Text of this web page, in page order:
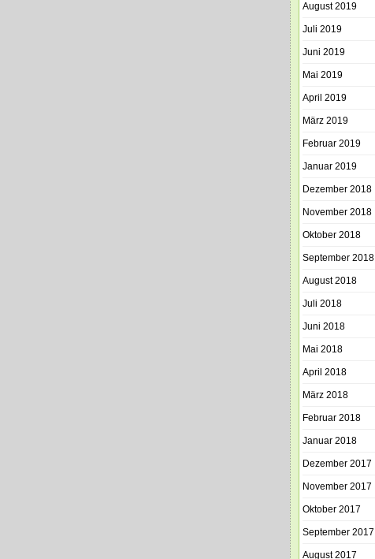
August 2019
Juli 2019
Juni 2019
Mai 2019
April 2019
März 2019
Februar 2019
Januar 2019
Dezember 2018
November 2018
Oktober 2018
September 2018
August 2018
Juli 2018
Juni 2018
Mai 2018
April 2018
März 2018
Februar 2018
Januar 2018
Dezember 2017
November 2017
Oktober 2017
September 2017
August 2017